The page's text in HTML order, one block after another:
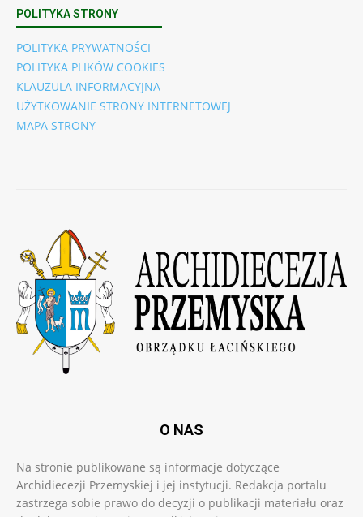
POLITYKA STRONY
POLITYKA PRYWATNOŚCI
POLITYKA PLIKÓW COOKIES
KLAUZULA INFORMACYJNA
UŻYTKOWANIE STRONY INTERNETOWEJ
MAPA STRONY
O NAS
Na stronie publikowane są informacje dotyczące
Archidiecezji Przemyskiej i jej instytucji. Redakcja portalu
zastrzega sobie prawo do decyzji o publikacji materiału oraz